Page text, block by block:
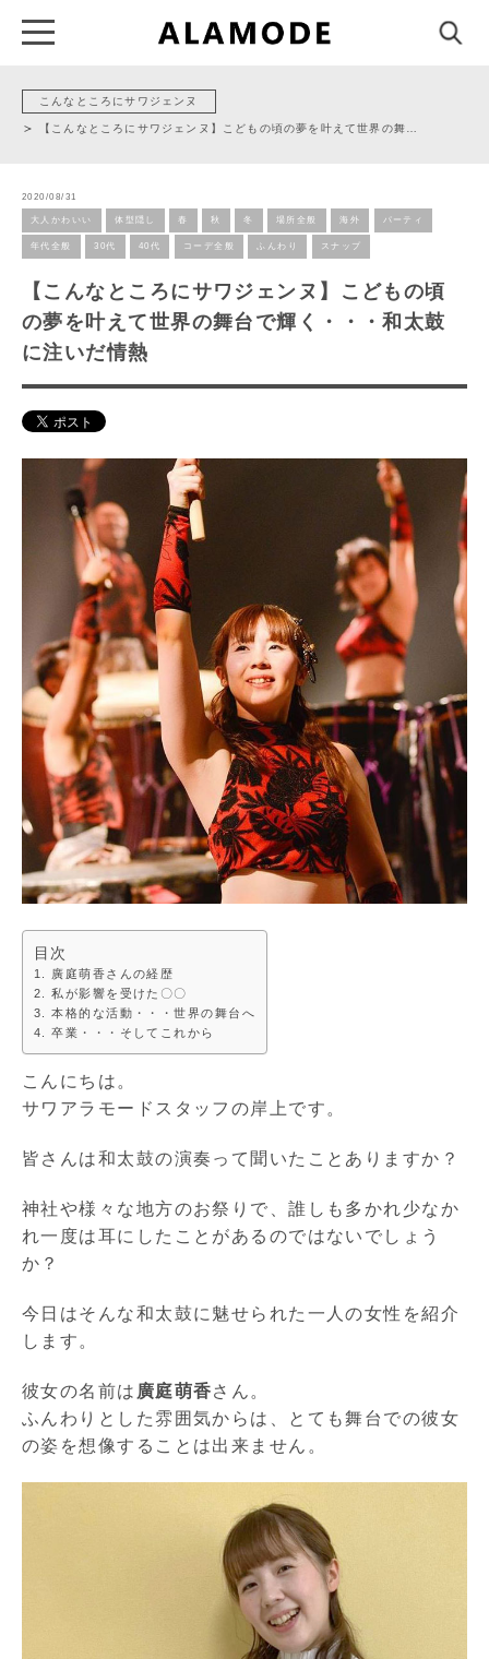
こんなところにサワジェンヌ
【こんなところにサワジェンヌ】こどもの頃の夢を叶えて世界の舞…
2020/08/31
大人かわいい 体型隠し 春 秋 冬 場所全般 海外 パーティ
年代全般 30代 40代 コーデ全般 ふんわり スナップ
【こんなところにサワジェンヌ】こどもの頃
の夢を叶えて世界の舞台で輝く・・・和太鼓
に注いだ情熱
目次
廣庭萌香さんの経歴
私が影響を受けた〇〇
本格的な活動・・・世界の舞台へ
卒業・・・そしてこれから
こんにちは。
サワアラモードスタッフの岸上です。
皆さんは和太鼓の演奏って聞いたことありますか？
神社や様々な地方のお祭りで、誰しも多かれ少なか
れ一度は耳にしたことがあるのではないでしょう
か？
今日はそんな和太鼓に魅せられた一人の女性を紹介
します。
彼女の名前は 廣庭萌香さん。
ふんわりとした雰囲気からは、とても舞台での彼女
の姿を想像することは出来ません。